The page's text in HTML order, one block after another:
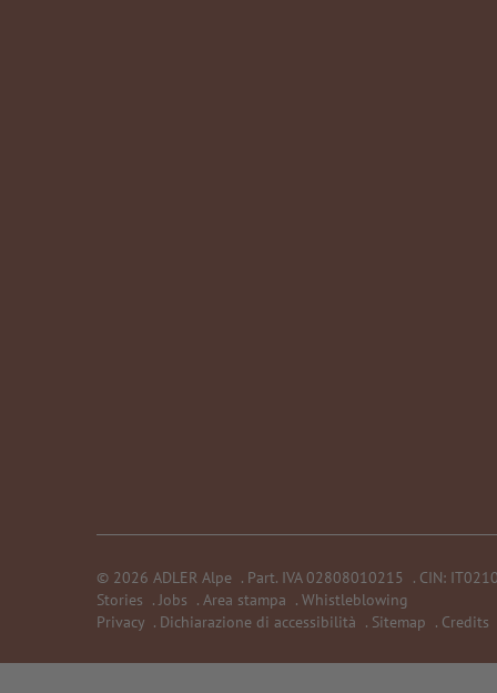
© 2026 ADLER Alpe . Part. IVA 02808010215 . CIN:
Stories . Jobs . Area stampa . Whistleblowing
Privacy . Dichiarazione di accessibilità . Sitemap . Credits